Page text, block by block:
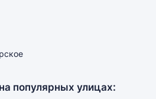
популярных улицах: